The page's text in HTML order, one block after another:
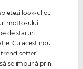
look-ul cu
motto-ului
de staruri
Cu acest nou
setter“
se impună prin